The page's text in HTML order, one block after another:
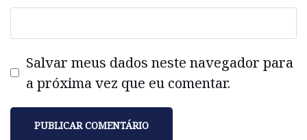
Salvar meus dados neste navegador para
a próxima vez que eu comentar.